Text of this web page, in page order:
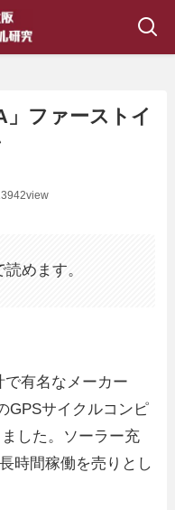
」ファーストイ
読めます。
有名なメーカー
GPSサイクルコンピ
した。ソーラー充
時間稼働を売りとし